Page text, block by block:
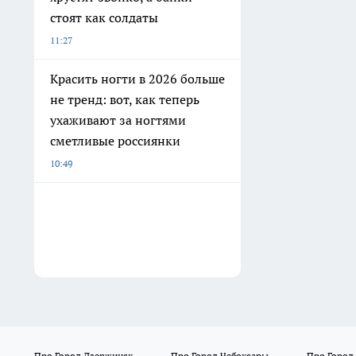
стоят как солдаты
11:27
Красить ногти в 2026 больше
не тренд: вот, как теперь
ухаживают за ногтями
сметливые россиянки
10:49